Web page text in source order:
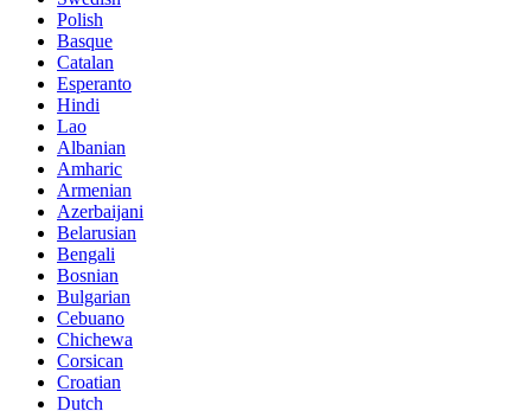
Polish
Basque
Catalan
Esperanto
Hindi
Lao
Albanian
Amharic
Armenian
Azerbaijani
Belarusian
Bengali
Bosnian
Bulgarian
Cebuano
Chichewa
Corsican
Croatian
Dutch